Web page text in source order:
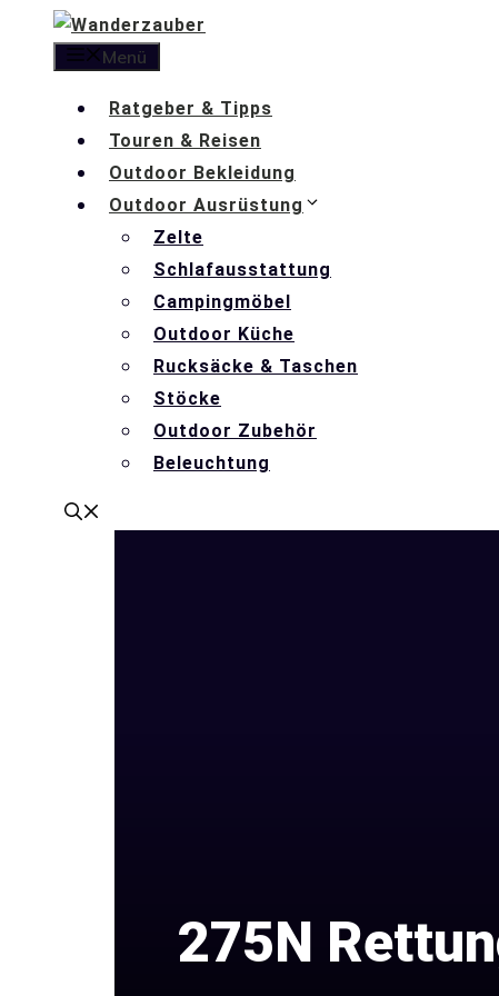
Menü
Ratgeber & Tipps
Touren & Reisen
Outdoor Bekleidung
Outdoor Ausrüstung
Zelte
Schlafausstattung
Campingmöbel
Outdoor Küche
Rucksäcke & Taschen
Stöcke
Outdoor Zubehör
Beleuchtung
275N